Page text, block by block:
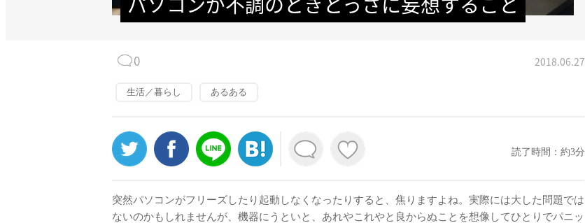
0 2018.06.27
生活／暮らし あるある
読了時間：約3分
突然パソコンがフリーズしたり起動しなくなったりすると、焦りますよね。実際には大した問題では
ないのかもしれませんが、機器にうといと、あれやこれやと良からぬことを想像してひとりでパニッ